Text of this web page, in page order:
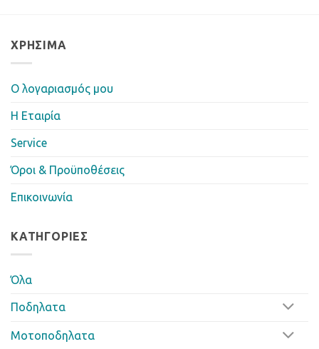
ΧΡΉΣΙΜΑ
Ο λογαριασμός μου
Η Eταιρία
Service
Όροι & Προϋποθέσεις
Επικοινωνία
ΚΑΤΗΓΟΡΊΕΣ
Όλα
Ποδηλατα
Μοτοποδηλατα